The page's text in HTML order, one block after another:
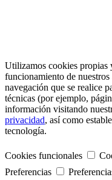
Utilizamos cookies propias
funcionamiento de
navegación que se realice
técnicas (por ejemplo,
información visitando
privacidad, así como
tecnología.
Cookies funcionales
Preferencias